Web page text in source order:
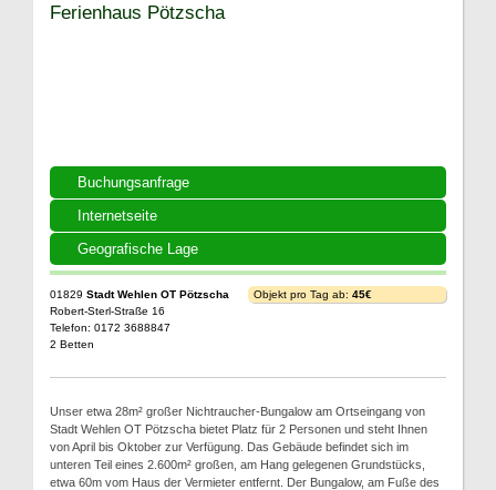
Buchungsanfrage
Internetseite
Geografische Lage
Ferienhaus Pötzscha
01829 Stadt Wehlen OT Pötzscha
Robert-Sterl-Straße 16
Telefon: 0172 3688847
2 Betten
Objekt pro Tag ab: 45€
Unser etwa 28m² großer Nichtraucher-Bungalow am Ortseingang von
Stadt Wehlen OT Pötzscha bietet Platz für 2 Personen und steht Ihnen
von April bis Oktober zur Verfügung. Das Gebäude befindet sich im
unteren Teil eines 2.600m² großen, am Hang gelegenen Grundstücks,
etwa 60m vom Haus der Vermieter entfernt. Der Bungalow, am Fuße des